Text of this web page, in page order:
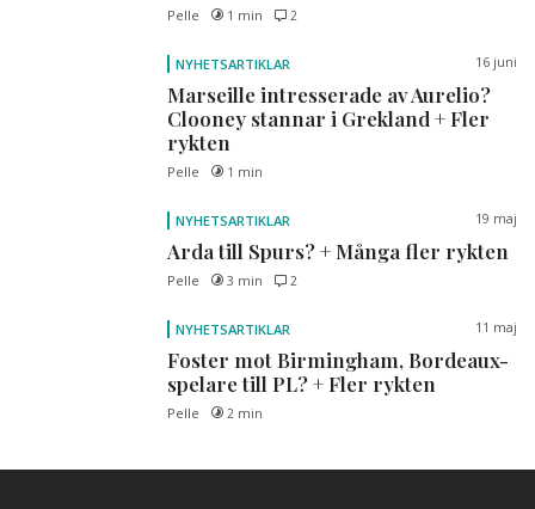
Pelle 1 min 2
NYHETSARTIKLAR 16 juni
Marseille intresserade av Aurelio?
Clooney stannar i Grekland + Fler
rykten
Pelle 1 min
NYHETSARTIKLAR 19 maj
Arda till Spurs? + Många fler rykten
Pelle 3 min 2
NYHETSARTIKLAR 11 maj
Foster mot Birmingham, Bordeaux-
spelare till PL? + Fler rykten
Pelle 2 min